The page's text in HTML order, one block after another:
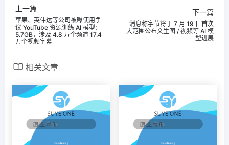
上一篇
苹果、英伟达等公司被曝使用争
议 YouTube 资源训练 AI 模型：
5.7GB，涉及 4.8 万个频道 17.4
万个视频字幕
下一篇
消息称字节将于 7 月 19 日首次
大范围公布文生图 / 视频等 AI 模
型进展
相关文章